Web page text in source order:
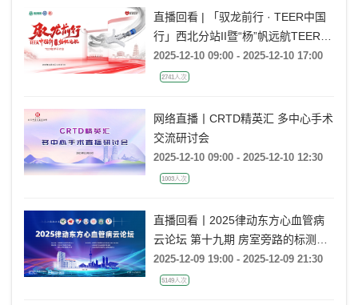
直播回看 | 「驭龙前行 · TEER中国
行」西北分站II暨“杨”帆远航TEER技
术研讨会
2025-12-10 09:00 - 2025-12-10 17:00
2741人次
网络直播丨CRTD精英汇 多中心手术
交流研讨会
2025-12-10 09:00 - 2025-12-10 12:30
1003人次
直播回看丨2025律动东方心血管病
云论坛 第十九期 房室旁路的标测与
消融
2025-12-09 19:00 - 2025-12-09 21:30
5149人次